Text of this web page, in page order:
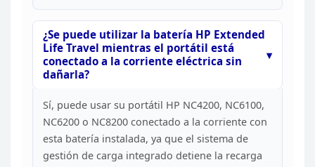
¿Se puede utilizar la batería HP Extended
Life Travel mientras el portátil está
conectado a la corriente eléctrica sin
dañarla?
Sí, puede usar su portátil HP NC4200, NC6100,
NC6200 o NC8200 conectado a la corriente con
esta batería instalada, ya que el sistema de
gestión de carga integrado detiene la recarga